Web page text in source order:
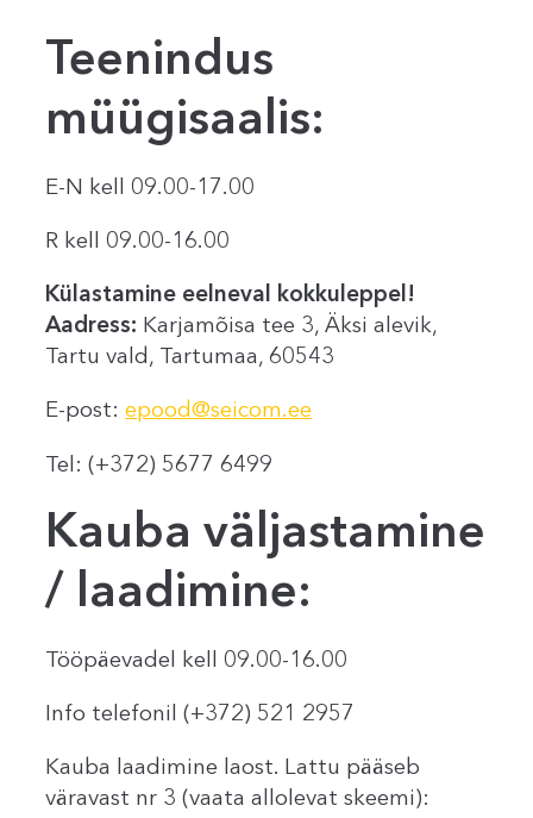
Teenindus
müügisaalis:
E-N kell 09.00-17.00
R kell 09.00-16.00
Külastamine eelneval kokkuleppel!
Aadress: Karjamõisa tee 3, Äksi alevik,
Tartu vald, Tartumaa, 60543
E-post:epood@seicom.ee
Tel: (+372) 5677 6499
Kauba väljastamine
/ laadimine:
Tööpäevadel kell 09.00-16.00
Info telefonil (+372) 521 2957
Kauba laadimine laost. Lattu pääseb
väravast nr 3 (vaata allolevat skeemi):